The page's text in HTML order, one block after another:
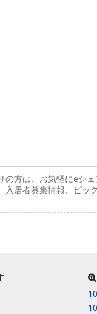
方は、お気軽にeシ
居者募集情報、ピ